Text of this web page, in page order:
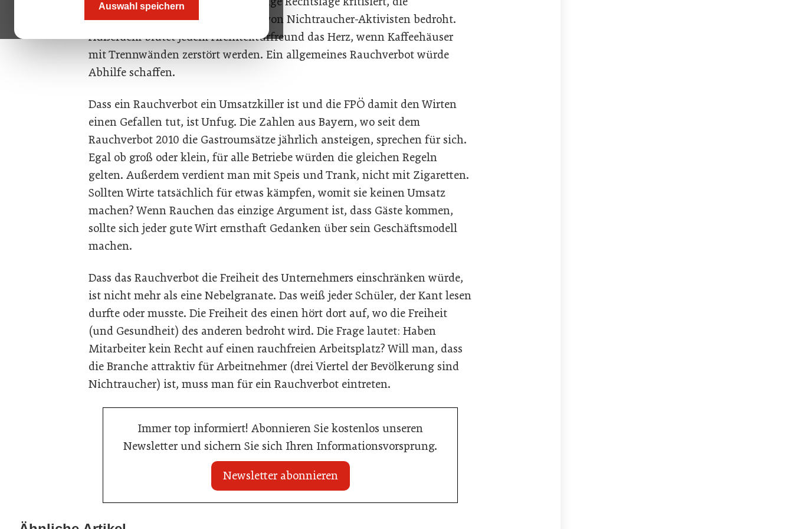
Auswahl speichern
Lokalbetreiber wurden mit Klagen von Nichtraucher-Aktivisten bedroht.
Außerdem blutet jedem Architekturfreund das Herz, wenn Kaffeehäuser
mit Trennwänden zerstört werden. Ein allgemeines Rauchverbot würde
Abhilfe schaffen.
Dass ein Rauchverbot ein Umsatzkiller ist und die FPÖ damit den Wirten
einen Gefallen tut, ist Unfug. Die Zahlen aus Bayern, wo seit dem
Rauchverbot 2010 die Gastroumsätze jährlich ansteigen, sprechen für sich.
Egal ob groß oder klein, für alle Betriebe würden die gleichen Regeln
gelten. Außerdem verdient man mit Speis und Trank, nicht mit Zigaretten.
Sollten Wirte tatsächlich für etwas kämpfen, womit sie keinen Umsatz
machen? Wenn Rauchen das einzige Argument ist, dass Gäste kommen,
sollte sich jeder gute Wirt ernsthaft Gedanken über sein Geschäftsmodell
machen.
Dass das Rauchverbot die Freiheit des Unternehmers einschränken würde,
ist nicht mehr als eine Nebelgranate. Das weiß jeder Schüler, der Kant lesen
durfte oder musste. Die Freiheit des einen hört dort auf, wo die Freiheit
(und Gesundheit) des anderen bedroht wird. Die Frage lautet: Haben
Mitarbeiter kein Recht auf einen rauchfreien Arbeitsplatz? Will man, dass
die Branche attraktiv für Arbeitnehmer (drei Viertel der Bevölkerung sind
Nichtraucher) ist, muss man für ein Rauchverbot eintreten.
Immer top informiert! Abonnieren Sie kostenlos unseren
Newsletter und sichern Sie sich Ihren Informationsvorsprung.
Newsletter abonnieren